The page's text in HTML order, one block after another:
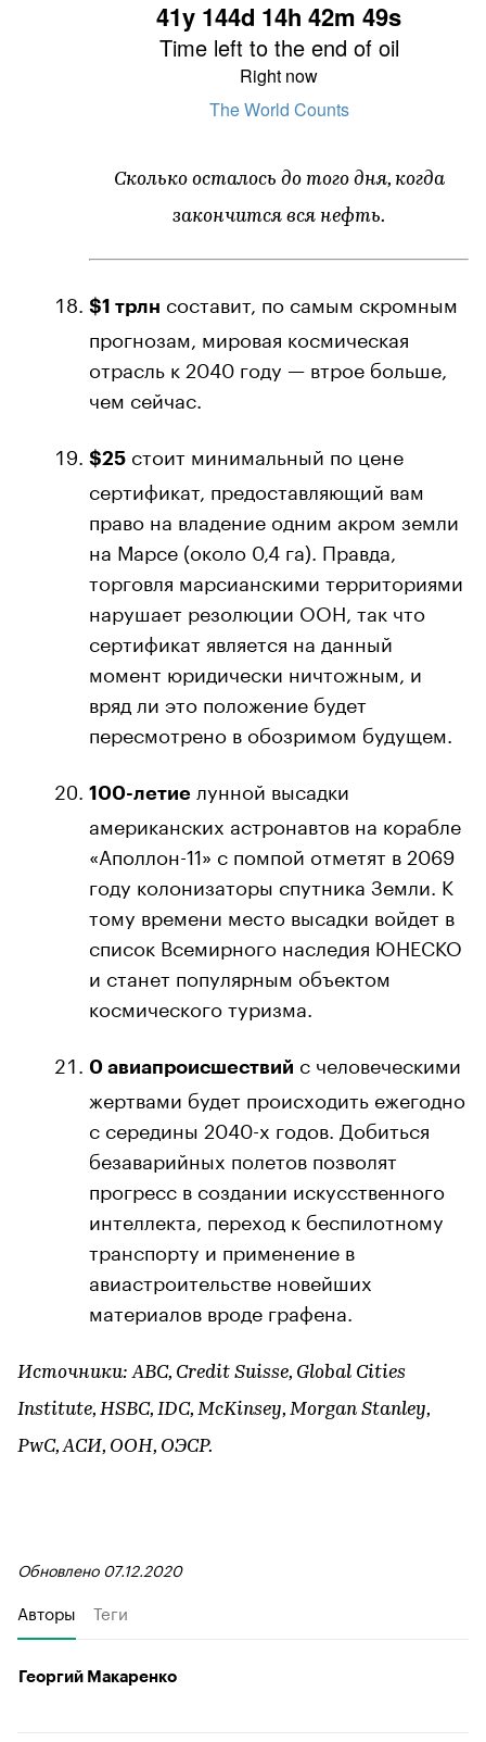
Сколько осталось до того дня, когда
закончится вся нефть.
$1 трлн составит, по самым скромным
прогнозам, мировая космическая
отрасль к 2040 году — втрое больше,
чем сейчас.
$25 стоит минимальный по цене
сертификат, предоставляющий вам
право на владение одним акром земли
на Марсе (около 0,4 га). Правда,
торговля марсианскими территориями
нарушает резолюции ООН, так что
сертификат является на данный
момент юридически ничтожным, и
вряд ли это положение будет
пересмотрено в обозримом будущем.
100-летие лунной высадки
американских астронавтов на корабле
«Аполлон-11» с помпой отметят в 2069
году колонизаторы спутника Земли. К
тому времени место высадки войдет в
список Всемирного наследия ЮНЕСКО
и станет популярным объектом
космического туризма.
0 авиапроисшествий с человеческими
жертвами будет происходить ежегодно
с середины 2040-х годов. Добиться
безаварийных полетов позволят
прогресс в создании искусственного
интеллекта, переход к беспилотному
транспорту и применение в
авиастроительстве новейших
материалов вроде графена.
Источники: ABC, Credit Suisse, Global Cities
Institute, HSBC, IDC, McKinsey, Morgan Stanley,
PwC, АСИ, ООН, ОЭСР.
Обновлено 07.12.2020
Авторы Теги
Георгий Макаренко